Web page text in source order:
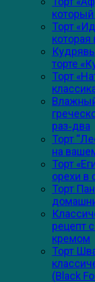
Торт
торте
Торт
раз‑два
Торт
на
Торт
орехи в
Торт
рецепт
кремом
Торт
(Black